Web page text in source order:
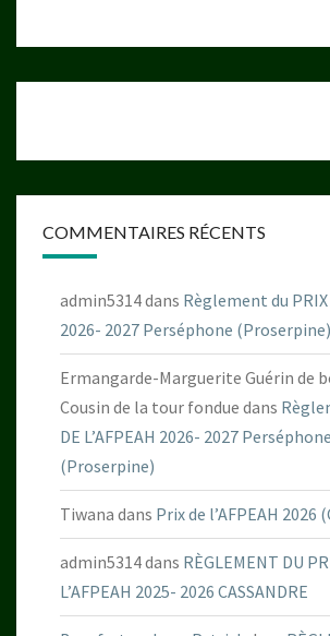
COMMENTAIRES RÉCENTS
admin5314dans Règlement du PRIX
2026- 2027 Perséphone (Proserpine)
Ermangarde-Marguerite Guérin de
Cousin de la tour fondue dans
DE L’AFPEAH 2026- 2027 Perséphone
(Proserpine)
Tiwana dans Prix de l’AFPEAH 2026
admin5314dans RÈGLEMENT DU
L’AFPEAH 2025- 2026 CASSANDRE